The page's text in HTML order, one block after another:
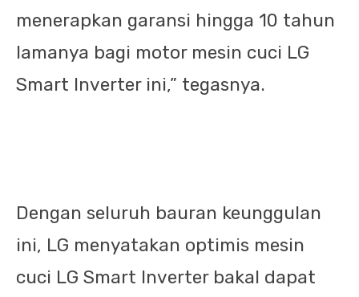
menerapkan garansi hingga 10 tahun
lamanya bagi motor mesin cuci LG
Smart Inverter ini,” tegasnya.
Dengan seluruh bauran keunggulan
ini, LG menyatakan optimis mesin
cuci LG Smart Inverter bakal dapat